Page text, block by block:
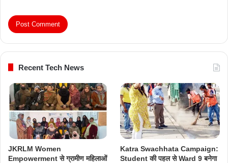
Recent Tech News
JKRLM Women
Empowerment से ग्रामीण महिलाओं
Katra Swachhata Campaign:
Student की पहल से Ward 9 बनेगा